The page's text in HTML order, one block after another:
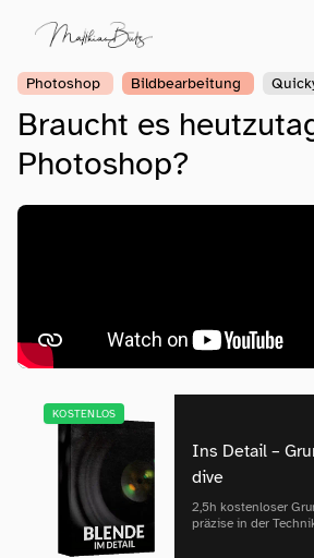
Photoshop Bildbearbeitung
Braucht es
Photoshop?
KOSTENLOS
Ins Detail –
dive
2,5h kostenloser
präzise in der